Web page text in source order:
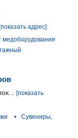
адрес]
медоборудования
[показать
•
Сувениры,